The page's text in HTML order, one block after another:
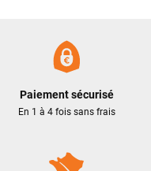
Paiement sécurisé
En 1 à 4 fois sans frais